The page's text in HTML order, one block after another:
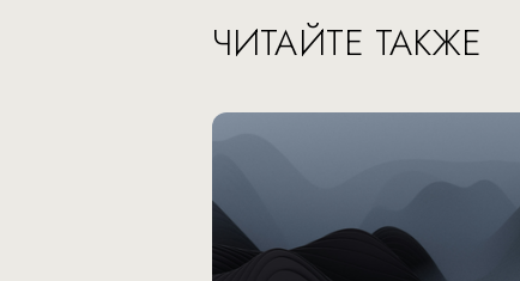
ЧИТАЙТЕ ТАКЖЕ